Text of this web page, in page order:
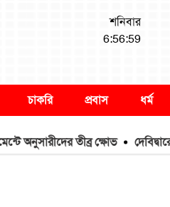
শনিবার
6:57:00
চাকরি প্রবাস ধর্ম
তীব্র ক্ষোভ দেবিদ্বারে